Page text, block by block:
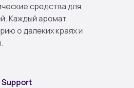
средства для
Каждый аромат
о далеких краях и
Support